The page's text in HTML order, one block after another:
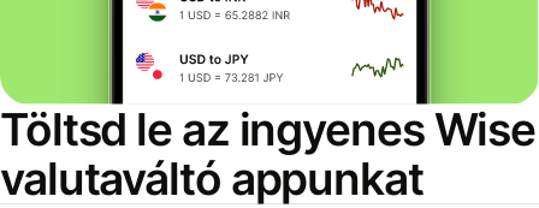
Töltsd le az ingyenes Wise
valutaváltó appunkat